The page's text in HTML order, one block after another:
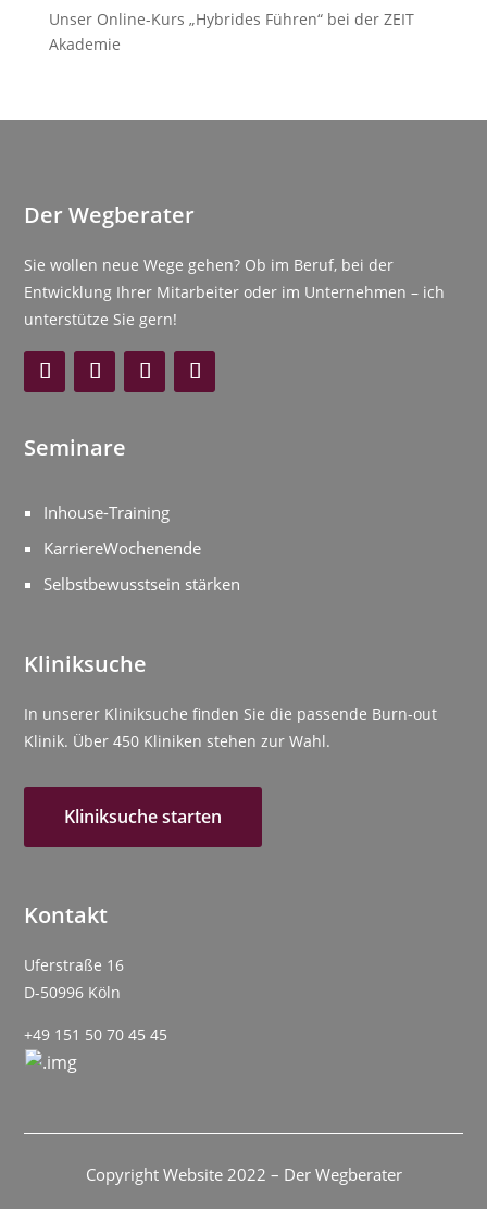
Unser Online-Kurs „Hybrides Führen“ bei der ZEIT
Akademie
Der Wegberater
Sie wollen neue Wege gehen? Ob im Beruf, bei der
Entwicklung Ihrer Mitarbeiter oder im Unternehmen – ich
unterstütze Sie gern!
Seminare
Inhouse-Training
KarriereWochenende
Selbstbewusstsein stärken
Kliniksuche
In unserer Kliniksuche finden Sie die passende Burn-out
Klinik. Über 450 Kliniken stehen zur Wahl.
Kliniksuche starten
Kontakt
Uferstraße 16
D-50996 Köln
+49 151 50 70 45 45
Copyright Website 2022 – Der Wegberater